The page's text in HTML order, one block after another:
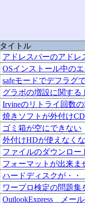
タイトル
アドレスバーのアドレ
OSインストール中の
safeモードでデフラグ
グラボの増設に関する
Irvineのリトライ回数
焼きソフトが外付け
ゴミ箱が空にできない
外付けHDが使えなくな
ファイルのダウンロー
フォーマットが出来ま
ハードディスクが・・
ワープロ検定の問題集
OutlookExpress メー